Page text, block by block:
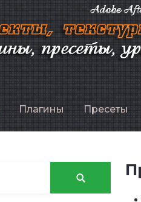
Плагины Пресеты